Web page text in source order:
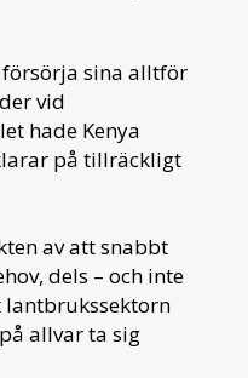
sina alltför
vid
hade Kenya
på tillräckligt
av att snabbt
dels – och inte
lantbrukssektorn
allvar ta sig